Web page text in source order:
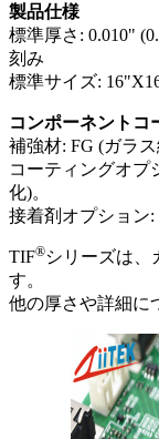
難燃性等級
熱伝導率
製品仕様
標準厚さ: 0.010"
刻み
標準サイズ:
コンポーネントコ
補強材: FG (ガラス
コーティングオプ
化)。
接着剤オプション:
TIF®シリーズは、
す。
他の厚さや詳細に